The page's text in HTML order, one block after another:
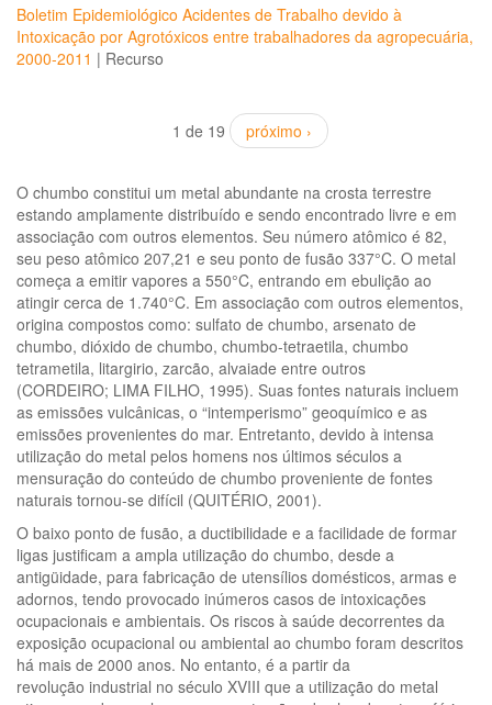
Boletim Epidemiológico Acidentes de Trabalho devido à
Intoxicação por Agrotóxicos entre trabalhadores da agropecuária,
2000-2011 | Recurso
1 de 19 próximo ›
O chumbo constitui um metal abundante na crosta terrestre
estando amplamente distribuído e sendo encontrado livre e em
associação com outros elementos. Seu número atômico é 82,
seu peso atômico 207,21 e seu ponto de fusão 337°C. O metal
começa a emitir vapores a 550°C, entrando em ebulição ao
atingir cerca de 1.740°C. Em associação com outros elementos,
origina compostos como: sulfato de chumbo, arsenato de
chumbo, dióxido de chumbo, chumbo-tetraetila, chumbo
tetrametila, litargirio, zarcão, alvaiade entre outros
(CORDEIRO; LIMA FILHO, 1995). Suas fontes naturais incluem
as emissões vulcânicas, o “intemperismo” geoquímico e as
emissões provenientes do mar. Entretanto, devido à intensa
utilização do metal pelos homens nos últimos séculos a
mensuração do conteúdo de chumbo proveniente de fontes
naturais tornou-se difícil (QUITÉRIO, 2001).
O baixo ponto de fusão, a ductibilidade e a facilidade de formar
ligas justificam a ampla utilização do chumbo, desde a
antigüidade, para fabricação de utensílios domésticos, armas e
adornos, tendo provocado inúmeros casos de intoxicações
ocupacionais e ambientais. Os riscos à saúde decorrentes da
exposição ocupacional ou ambiental ao chumbo foram descritos
há mais de 2000 anos. No entanto, é a partir da
revolução industrial no século XVIII que a utilização do metal